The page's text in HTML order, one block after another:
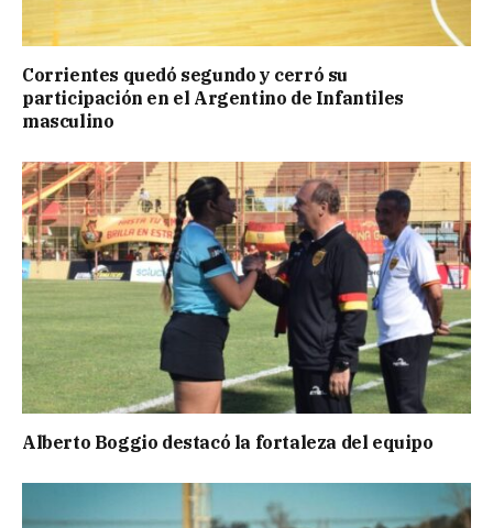
Corrientes quedó segundo y cerró su
participación en el Argentino de Infantiles
masculino
Alberto Boggio destacó la fortaleza del equipo